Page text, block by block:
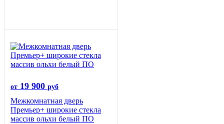
от 19 900 руб
Межкомнатная дверь
Премьер+ широкие стекла
массив ольхи белый ПО